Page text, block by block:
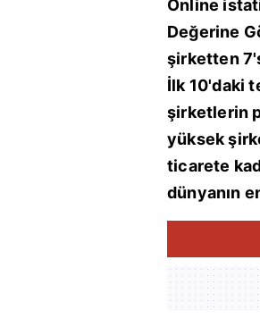
Online
Değerine
şirketten
İlk 10'daki
şirketlerin
yüksek
ticarete
dünyanın